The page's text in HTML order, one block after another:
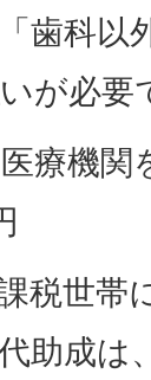
「歯科
が必要
療機関
税世帯
助成は